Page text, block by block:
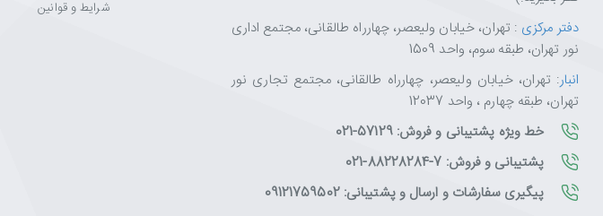
دفتر مرکزی : تهران، خیابان ولیعصر، چهارراه طالقانی، مجتمع اداری
نور تهران، طبقه سوم، واحد 1509
انبار: تهران، خیابان ولیعصر، چهارراه طالقانی، مجتمع تجاری نور
تهران، طبقه چهارم ، واحد 12037
خط ویژه پشتیبانی و فروش: 57129-021
پشتیبانی و فروش: 7-88228284-021
پیگیری سفارشات و ارسال و پشتیبانی: 09121759502
شرایط و قوانین